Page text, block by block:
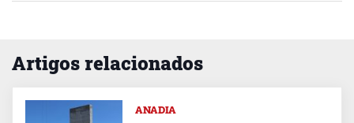
Artigos relacionados
ANADIA